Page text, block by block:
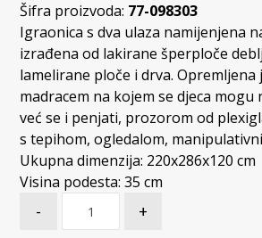
Šifra proizvoda: 77-098303
Igraonica s dva ulaza namijenjena
izrađena od lakirane šperploče
lamelirane ploče i drva. Opremljena
madracem na kojem se djeca mogu
već se i penjati, prozorom od
s tepihom, ogledalom,
Ukupna dimenzija: 220x286x120 cm
Visina podesta: 35 cm
- +